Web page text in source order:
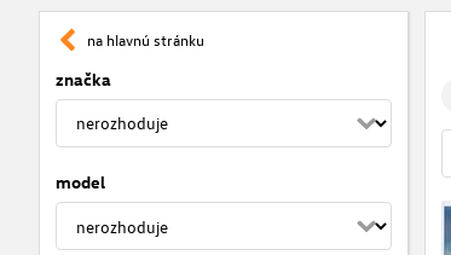
na hlavnú stránku
značka
model